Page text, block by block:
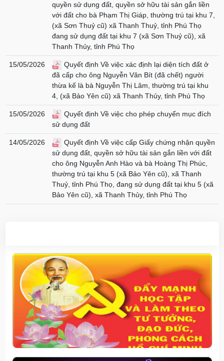
quyền sử dụng đất, quyền sở hữu tài sản gắn liền
với đất cho bà Phạm Thị Giáp, thường trú tại khu 7,
(xã Sơn Thuỷ cũ) xã Thanh Thuỷ, tỉnh Phú Thọ
đang sử dụng đất tại khu 7 (xã Sơn Thuỷ cũ), xã
Thanh Thủy, tỉnh Phú Thọ
15/05/2026
Quyết định Về việc xác định lại diện tích đất ở
đã cấp cho ông Nguyễn Văn Bít (đã chết) người
thừa kế là bà Nguyễn Thị Lâm, thường trú tại khu
4, (xã Bảo Yên cũ) xã Thanh Thủy, tỉnh Phú Thọ
15/05/2026
Quyết định Về việc cho phép chuyển mục đích
sử dụng đất
14/05/2026
Quyết định Về việc cấp Giấy chứng nhận quyền
sử dụng đất, quyền sở hữu tài sản gắn liền với đất
cho ông Nguyễn Anh Hào và bà Hoàng Thị Phúc,
thường trú tại khu 5 (xã Bảo Yên cũ), xã Thanh
Thuỷ, tỉnh Phú Thọ, đang sử dụng đất tại khu 5 (xã
Bảo Yên cũ), xã Thanh Thủy, tỉnh Phú Thọ